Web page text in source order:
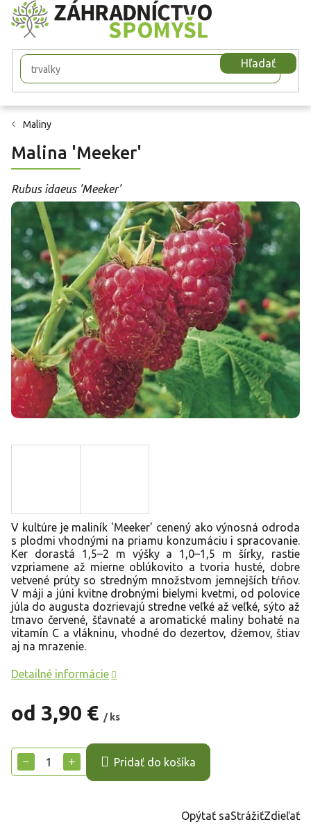
Prejsť
na
obsah
Hľadať
Maliny
Malina 'Meeker'
Rubus idaeus 'Meeker'
od 3,90 € / ks
cena:
+
− Pridať do košíka
V kultúre je maliník 'Meeker' cenený ako výnosná odroda
s plodmi vhodnými na priamu konzumáciu i spracovanie.
Ker dorastá 1,5–2 m výšky a 1,0–1,5 m šírky, rastie
vzpriamene až mierne oblúkovito a tvoria husté, dobre
vetvené prúty so stredným množstvom jemnejších tŕňov.
V máji a júni kvitne drobnými bielymi kvetmi, od polovice
júla do augusta dozrievajú stredne veľké až veľké, sýto až
tmavo červené, šťavnaté a aromatické maliny bohaté na
vitamín C a vlákninu, vhodné do dezertov, džemov, štiav
aj na mrazenie.
Detailné informácie
Opýtať saStrážiťZdieľať